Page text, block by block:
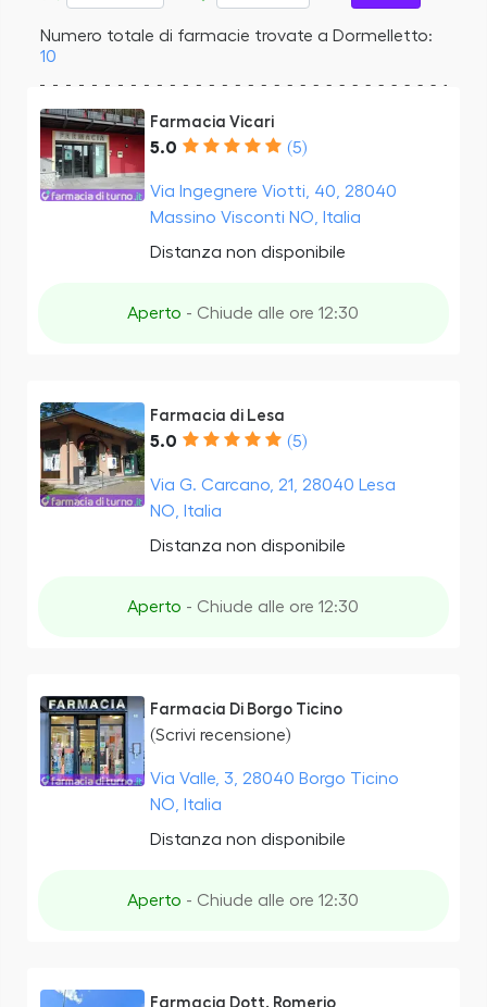
Numero totale di farmacie trovate a Dormelletto:
10
Farmacia Vicari
5.0 (5)
Via Ingegnere Viotti, 40, 28040
Massino Visconti NO, Italia
Distanza non disponibile
Aperto - Chiude alle ore 12:30
Farmacia di Lesa
5.0 (5)
Via G. Carcano, 21, 28040 Lesa
NO, Italia
Distanza non disponibile
Aperto - Chiude alle ore 12:30
Farmacia Di Borgo Ticino
(Scrivi recensione)
Via Valle, 3, 28040 Borgo Ticino
NO, Italia
Distanza non disponibile
Aperto - Chiude alle ore 12:30
Farmacia Dott. Romerio